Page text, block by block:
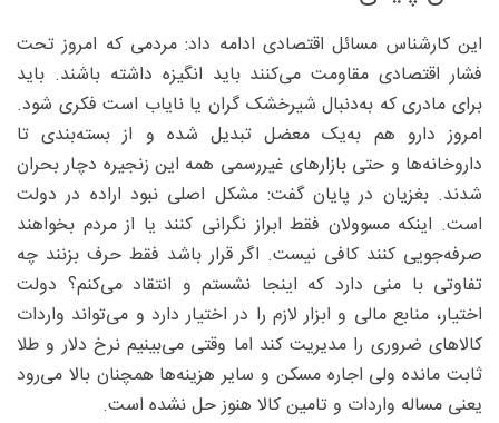
این کارشناس مسائل اقتصادی ادامه داد: مردمی که امروز تحت
فشار اقتصادی مقاومت می‌کنند باید انگیزه داشته باشند. باید
برای مادری که به‌دنبال شیرخشک گران یا نایاب است فکری شود.
امروز دارو هم به‌یک معضل تبدیل شده و از بسته‌بندی تا
داروخانه‌ها و حتی بازارهای غیررسمی همه این زنجیره دچار بحران
شدند. بغزیان در پایان گفت: مشکل اصلی نبود اراده در دولت
است. اینکه مسوولان فقط ابراز نگرانی کنند یا از مردم بخواهند
صرفه‌جویی کنند کافی نیست. اگر قرار باشد فقط حرف بزنند چه
تفاوتی با منی دارد که اینجا نشستم و انتقاد می‌کنم؟ دولت
اختیار، منابع مالی و ابزار لازم را در اختیار دارد و می‌تواند واردات
کالاهای ضروری را مدیریت کند اما وقتی می‌بینیم نرخ دلار و طلا
ثابت مانده ولی اجاره مسکن و سایر هزینه‌ها همچنان بالا می‌رود
یعنی مساله واردات و تامین کالا هنوز حل نشده است.